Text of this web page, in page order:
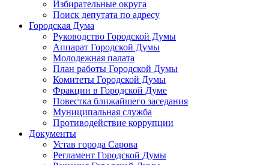
Избирательные округа
Поиск депутата по адресу
Городская Дума
Руководство Городской Думы
Аппарат Городской Думы
Молодежная палата
План работы Городской Думы
Комитеты Городской Думы
Фракции в Городской Думе
Повестка ближайшего заседания
Муниципальная служба
Противодействие коррупции
Документы
Устав города Сарова
Регламент Городской Думы